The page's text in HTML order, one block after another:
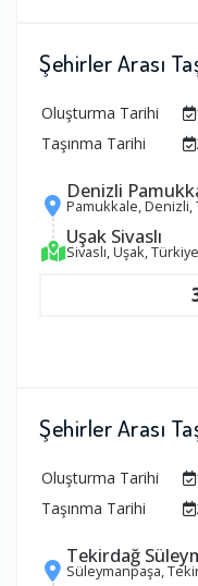
Şehirler Arası
Oluşturma Tarihi
Taşınma Tarihi
Denizli
Pamukkale, Denizli,
Uşak Sivaslı
Sivaslı, Uşak, Türkiye
Şehirler Arası
Oluşturma Tarihi
Taşınma Tarihi
Tekirdağ
Süleymanpaşa,